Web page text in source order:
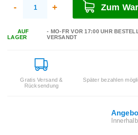
- + Zum
AUF
LAGER
- MO-FR VOR 17:00 UHR
VERSANDT
Gratis Versand &
Rücksendung
Später bezahlen